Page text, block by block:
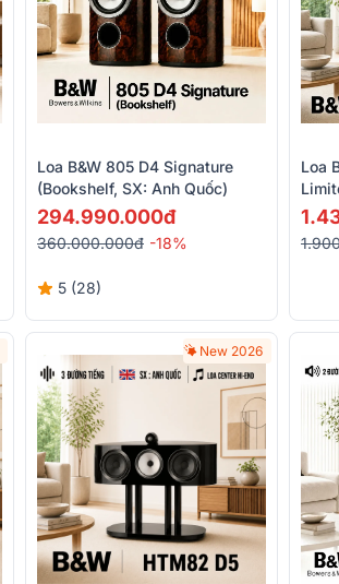
Loa B&W 805 D4 Signature
(Bookshelf, SX: Anh Quốc)
294.990.000đ
360.000.000đ -18%
5 (28)
Loa
New 2026